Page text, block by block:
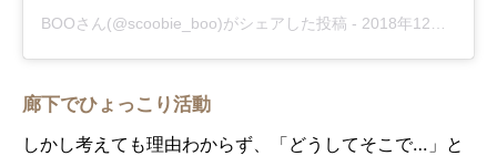
BOOさん(@scoobie_boo)がシェアした投稿 - 2018年12月月14日午前2時34分PST
廊下でひょっこり活動
しかし考えても理由わからず、「どうしてそこで…」と